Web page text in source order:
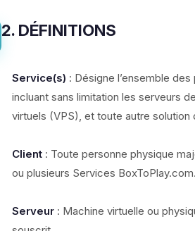
2. DÉFINITIONS
Service(s) : Désigne l’ensemble
incluant sans limitation les serveurs
virtuels (VPS), et toute autre
Client: Toute personne physique
ou plusieurs Services BoxToPlay.com.
Serveur: Machine virtuelle ou